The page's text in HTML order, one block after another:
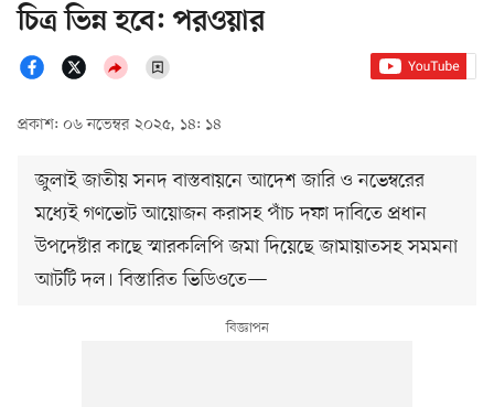
চিত্র ভিন্ন হবে: পরওয়ার
প্রকাশ: ০৬ নভেম্বর ২০২৫, ১৪: ১৪
জুলাই জাতীয় সনদ বাস্তবায়নে আদেশ জারি ও নভেম্বরের
মধ্যেই গণভোট আয়োজন করাসহ পাঁচ দফা দাবিতে প্রধান
উপদেষ্টার কাছে স্মারকলিপি জমা দিয়েছে জামায়াতসহ সমমনা
আটটি দল। বিস্তারিত ভিডিওতে—